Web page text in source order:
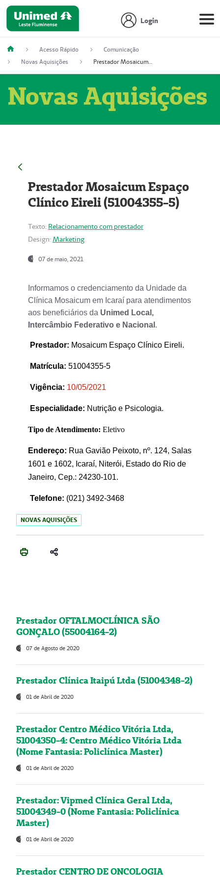
Login
Acesso Rápido
Comunicação
Novas Aquisições
Prestador Mosaicum Espaço Clínico Eireli (51004355-5)
Novas Aquisições
Prestador Mosaicum Espaço
Clínico Eireli (51004355-5)
Texto: Relacionamento com prestador
Design: Marketing
07 de maio, 2021
Informamos o credenciamento da Unidade da
Clínica Mosaicum em Icaraí para atendimentos
aos beneficiários da Unimed Local,
Intercâmbio Federativo e Nacional .
Prestador: Mosaicum Espaço Clínico Eireli.
Matrícula: 51004355-5
Vigência: 10/05/2021
Especialidade: Nutrição e Psicologia.
Tipo de Atendimento: Eletivo
Endereço: Rua Gavião Peixoto, nº. 124, Salas
1601 e 1602, Icaraí, Niterói, Estado do Rio de
Janeiro, Cep.: 24230-101.
Telefone: (021) 3492-3468
NOVAS AQUISIÇÕES
Prestador OFTALMOCLÍNICA SÃO
GONÇALO (55004164-2)
07 de Agosto de 2020
Prestador Clínica Itaipú Ltda (51004348-2)
01 de Abril de 2020
Prestador Centro Médico Vitória Ltda,
51004350-4: Centro Médico Vitória Ltda
(Nome Fantasia: Policlínica Master)
01 de Abril de 2020
Prestador: Vipmed Clínica Geral Ltda,
51004349-0 (Nome Fantasia: Policlínica
Master)
01 de Abril de 2020
Prestador CENTRO DE ONCOLOGIA